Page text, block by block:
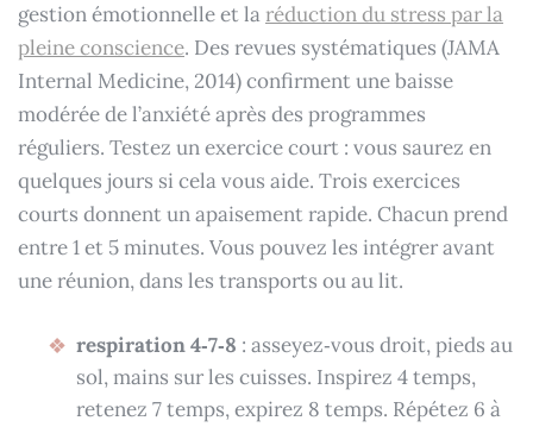
gestion émotionnelle et la réduction du stress par la
pleine conscience. Des revues systématiques (JAMA
Internal Medicine, 2014) confirment une baisse
modérée de l’anxiété après des programmes
réguliers. Testez un exercice court : vous saurez en
quelques jours si cela vous aide. Trois exercices
courts donnent un apaisement rapide. Chacun prend
entre 1 et 5 minutes. Vous pouvez les intégrer avant
une réunion, dans les transports ou au lit.
respiration 4‑7‑8 : asseyez‑vous droit, pieds au
sol, mains sur les cuisses. Inspirez 4 temps,
retenez 7 temps, expirez 8 temps. Répétez 6 à